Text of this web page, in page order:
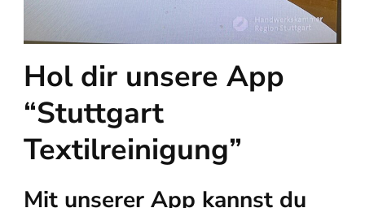
Hol dir unsere App
“Stuttgart
Textilreinigung”
Mit unserer App kannst du